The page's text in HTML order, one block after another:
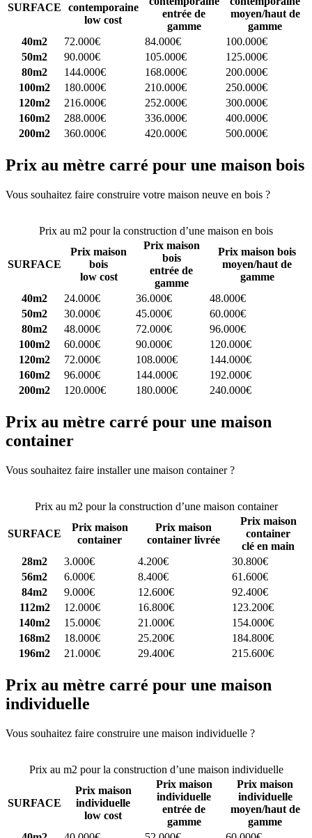
SURFACE
contemporaine
low cost
entrée de
gamme
moyen/haut de
gamme
40m2
72.000€ 84.000€
100.000€
50m2
90.000€ 105.000€
125.000€
80m2
144.000€ 168.000€
200.000€
100m2
180.000€ 210.000€
250.000€
120m2
216.000€ 252.000€
300.000€
160m2
288.000€ 336.000€
400.000€
200m2
360.000€ 420.000€ 500.000€
Prix au mètre carré pour une maison bois
Vous souhaitez faire construire votre maison neuve en bois ?
Prix au m2 pour la construction d’une maison en bois
SURFACE
Prix maison
bois
low cost
Prix maison
bois
entrée de
gamme
Prix maison bois
moyen/haut de
gamme
40m2
24.000€ 36.000€
48.000€
50m2
30.000€ 45.000€
60.000€
80m2
48.000€ 72.000€
96.000€
100m2
60.000€ 90.000€
120.000€
120m2
72.000€ 108.000€
144.000€
160m2
96.000€ 144.000€
192.000€
200m2
120.000€ 180.000€ 240.000€
Prix au mètre carré pour une maison
container
Vous souhaitez faire installer une maison container ?
Prix au m2 pour la construction d’une maison container
SURFACE
Prix maison
container
Prix maison
container livrée
Prix maison
container
clé en main
28m2
3.000€ 4.200€
30.800€
56m2
6.000€ 8.400€
61.600€
84m2
9.000€ 12.600€
92.400€
112m2
12.000€ 16.800€
123.200€
140m2
15.000€ 21.000€
154.000€
168m2
18.000€ 25.200€
184.800€
196m2
21.000€ 29.400€ 215.600€
Prix au mètre carré pour une maison
individuelle
Vous souhaitez faire construire une maison individuelle ?
Prix au m2 pour la construction d’une maison individuelle
SURFACE
Prix maison
individuelle
low cost
Prix maison
individuelle
entrée de
gamme
Prix maison
individuelle
moyen/haut de
gamme